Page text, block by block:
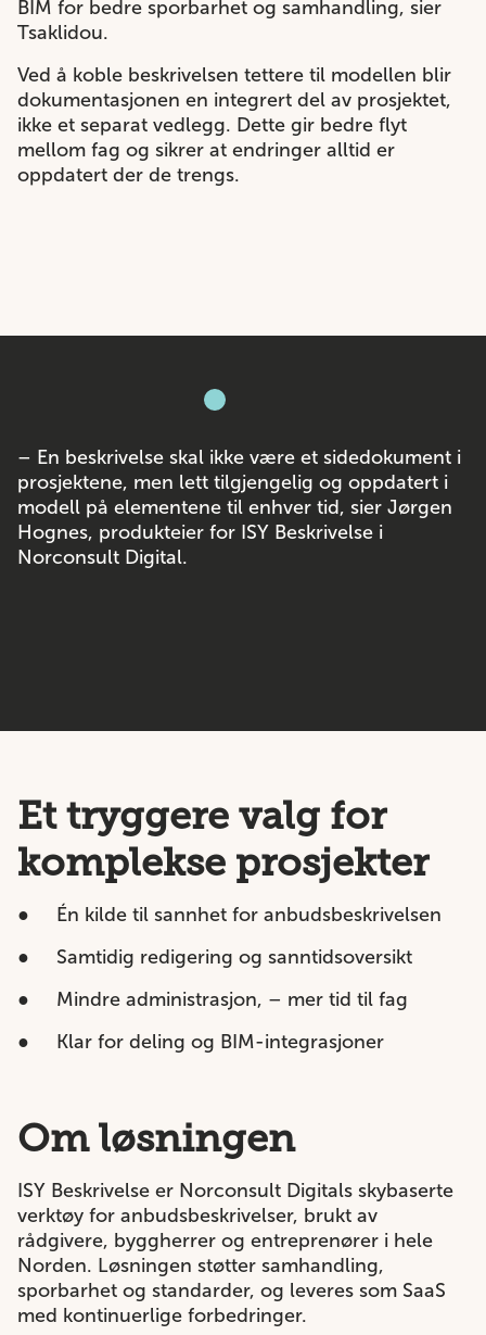
BIM for bedre sporbarhet og samhandling, sier
Tsaklidou.
Ved å koble beskrivelsen tettere til modellen blir
dokumentasjonen en integrert del av prosjektet,
ikke et separat vedlegg. Dette gir bedre flyt
mellom fag og sikrer at endringer alltid er
oppdatert der de trengs.
– En beskrivelse skal ikke være et sidedokument i
prosjektene, men lett tilgjengelig og oppdatert i
modell på elementene til enhver tid, sier Jørgen
Hognes, produkteier for ISY Beskrivelse i
Norconsult Digital.
Et tryggere valg for
komplekse prosjekter
●
Én kilde til sannhet for anbudsbeskrivelsen
●
Samtidig redigering og sanntidsoversikt
●
Mindre administrasjon, – mer tid til fag
●
Klar for deling og BIM-integrasjoner
Om løsningen
ISY Beskrivelse er Norconsult Digitals skybaserte
verktøy for anbudsbeskrivelser, brukt av
rådgivere, byggherrer og entreprenører i hele
Norden. Løsningen støtter samhandling,
sporbarhet og standarder, og leveres som SaaS
med kontinuerlige forbedringer.